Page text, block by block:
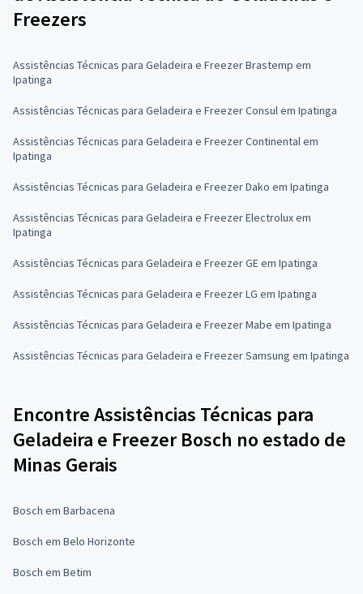
Freezers
Assistências Técnicas para Geladeira e Freezer Brastemp em
Ipatinga
Assistências Técnicas para Geladeira e Freezer Consul em Ipatinga
Assistências Técnicas para Geladeira e Freezer Continental em
Ipatinga
Assistências Técnicas para Geladeira e Freezer Dako em Ipatinga
Assistências Técnicas para Geladeira e Freezer Electrolux em
Ipatinga
Assistências Técnicas para Geladeira e Freezer GE em Ipatinga
Assistências Técnicas para Geladeira e Freezer LG em Ipatinga
Assistências Técnicas para Geladeira e Freezer Mabe em Ipatinga
Assistências Técnicas para Geladeira e Freezer Samsung em Ipatinga
Encontre Assistências Técnicas para
Geladeira e Freezer Bosch no estado de
Minas Gerais
Bosch em Barbacena
Bosch em Belo Horizonte
Bosch em Betim